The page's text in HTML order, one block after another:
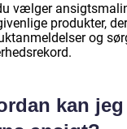
vælger
produkter,
og
kan